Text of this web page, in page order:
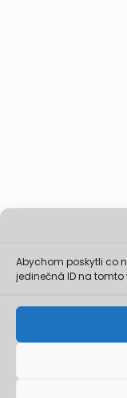
Abychom poskytli co
jedinečná ID na tomto